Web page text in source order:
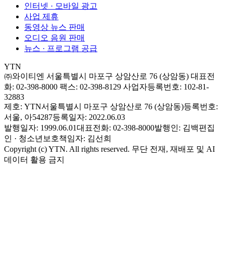
인터넷 · 모바일 광고
사업 제휴
동영상 뉴스 판매
오디오 음원 판매
뉴스 · 프로그램 공급
YTN
㈜와이티엔 서울특별시 마포구 상암산로 76 (상암동) 대표전
화: 02-398-8000 팩스: 02-398-8129 사업자등록번호: 102-81-
32883
제호: YTN서울특별시 마포구 상암산로 76 (상암동)등록번호:
서울, 아54287등록일자: 2022.06.03
발행일자: 1999.06.01대표전화: 02-398-8000발행인: 김백편집
인 · 청소년보호책임자: 김선희
Copyright (c) YTN. All rights reserved. 무단 전재, 재배포 및 AI
데이터 활용 금지